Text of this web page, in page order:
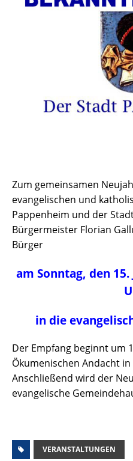
Zum gemeinsamen
evangelischen und
Pappenheim und der
Bürgermeister Florian
Bürger
am Sonntag, den
in die
Der Empfang beginnt um
Ökumenischen Andacht
Anschließend wird der
evangelische
VERANSTALTUNGEN